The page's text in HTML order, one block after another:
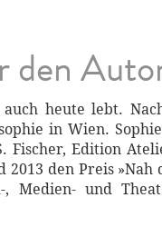
den
heute lebt.
in Wien.
Fischer, Edition
den Preis
Medien- und